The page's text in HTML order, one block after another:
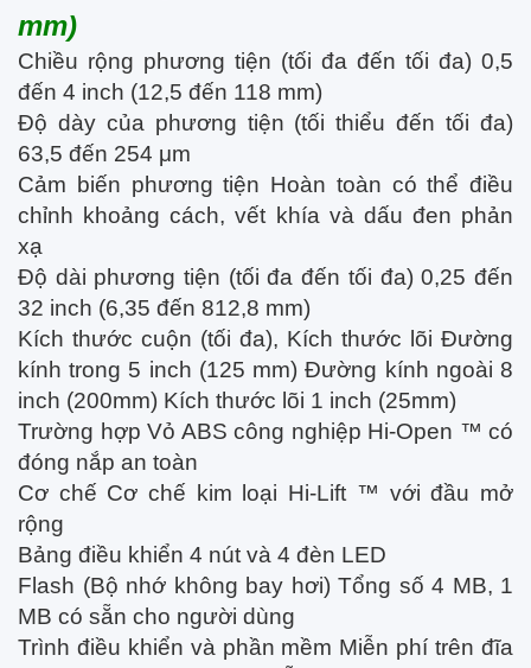
mm)
Chiều rộng phương tiện (tối đa đến tối đa) 0,5
đến 4 inch (12,5 đến 118 mm)
Độ dày của phương tiện (tối thiểu đến tối đa)
63,5 đến 254 μm
Cảm biến phương tiện Hoàn toàn có thể điều
chỉnh khoảng cách, vết khía và dấu đen phản
xạ
Độ dài phương tiện (tối đa đến tối đa) 0,25 đến
32 inch (6,35 đến 812,8 mm)
Kích thước cuộn (tối đa), Kích thước lõi Đường
kính trong 5 inch (125 mm) Đường kính ngoài 8
inch (200mm) Kích thước lõi 1 inch (25mm)
Trường hợp Vỏ ABS công nghiệp Hi-Open ™ có
đóng nắp an toàn
Cơ chế Cơ chế kim loại Hi-Lift ™ với đầu mở
rộng
Bảng điều khiển 4 nút và 4 đèn LED
Flash (Bộ nhớ không bay hơi) Tổng số 4 MB, 1
MB có sẵn cho người dùng
Trình điều khiển và phần mềm Miễn phí trên đĩa